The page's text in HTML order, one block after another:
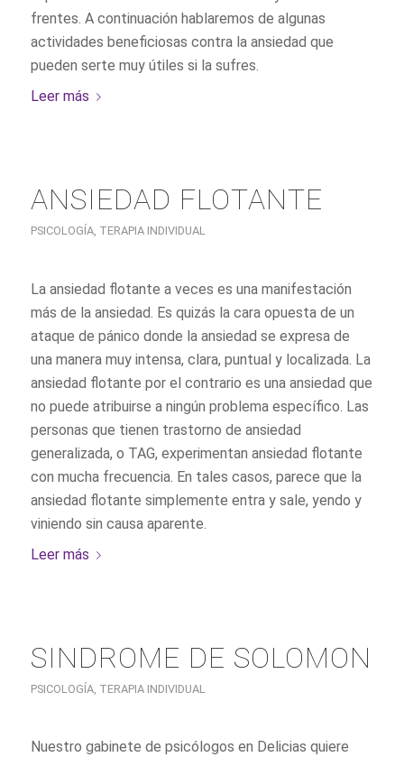
frentes. A continuación hablaremos de algunas
actividades beneficiosas contra la ansiedad que
pueden serte muy útiles si la sufres.
Leer más
ANSIEDAD FLOTANTE
PSICOLOGÍA, TERAPIA INDIVIDUAL
La ansiedad flotante a veces es una manifestación
más de la ansiedad. Es quizás la cara opuesta de un
ataque de pánico donde la ansiedad se expresa de
una manera muy intensa, clara, puntual y localizada. La
ansiedad flotante por el contrario es una ansiedad que
no puede atribuirse a ningún problema específico. Las
personas que tienen trastorno de ansiedad
generalizada, o TAG, experimentan ansiedad flotante
con mucha frecuencia. En tales casos, parece que la
ansiedad flotante simplemente entra y sale, yendo y
viniendo sin causa aparente.
Leer más
SINDROME DE SOLOMON
PSICOLOGÍA, TERAPIA INDIVIDUAL
Nuestro gabinete de psicólogos en Delicias quiere